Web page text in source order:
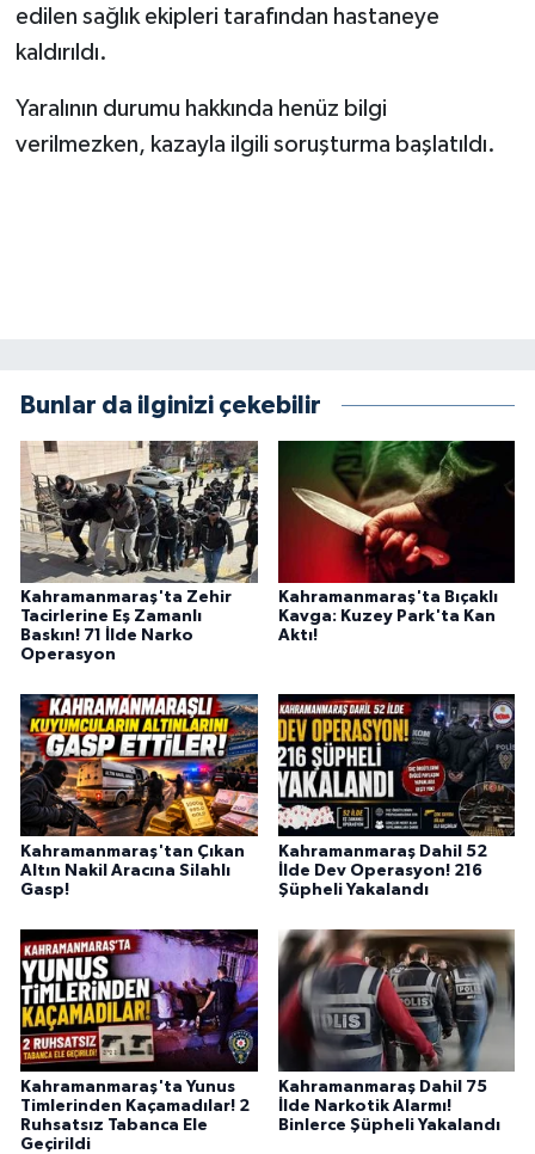
edilen sağlık ekipleri tarafından hastaneye
kaldırıldı.
Yaralının durumu hakkında henüz bilgi
verilmezken, kazayla ilgili soruşturma başlatıldı.
Bunlar da ilginizi çekebilir
Kahramanmaraş'ta Zehir
Tacirlerine Eş Zamanlı
Baskın! 71 İlde Narko
Operasyon
Kahramanmaraş'ta Bıçaklı
Kavga: Kuzey Park'ta Kan
Aktı!
Kahramanmaraş'tan Çıkan
Altın Nakil Aracına Silahlı
Gasp!
Kahramanmaraş Dahil 52
İlde Dev Operasyon! 216
Şüpheli Yakalandı
Kahramanmaraş'ta Yunus
Timlerinden Kaçamadılar! 2
Ruhsatsız Tabanca Ele
Geçirildi
Kahramanmaraş Dahil 75
İlde Narkotik Alarmı!
Binlerce Şüpheli Yakalandı
MEDYA
ÜÇÜNCÜ SAYFA
KİM KİMDİR
ÇEK GÖNDER
KİTAP
HEDEF2020
MİZAH
TARİH
Genel
Politika
YEREL
BÖLGEDEN
BİLİM TEKNOLOJİ